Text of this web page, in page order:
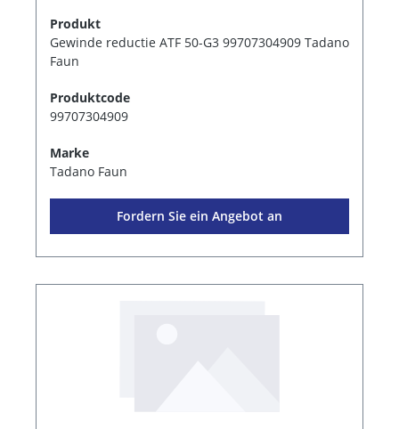
Produkt
Gewinde reductie ATF 50-G3 99707304909 Tadano
Faun
Produktcode
99707304909
Marke
Tadano Faun
Fordern Sie ein Angebot an